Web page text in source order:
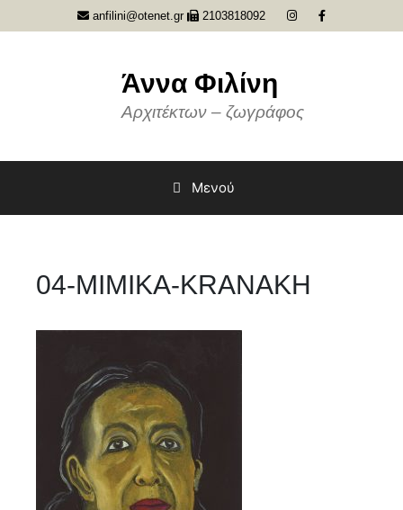
anfilini@otenet.gr 2103818092
Άννα Φιλίνη
Αρχιτέκτων – ζωγράφος
Μενού
04-MIMIKA-KRANAKH